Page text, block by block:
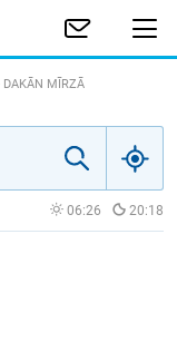
DAKĀN MĪRZĀ
06:26 20:18